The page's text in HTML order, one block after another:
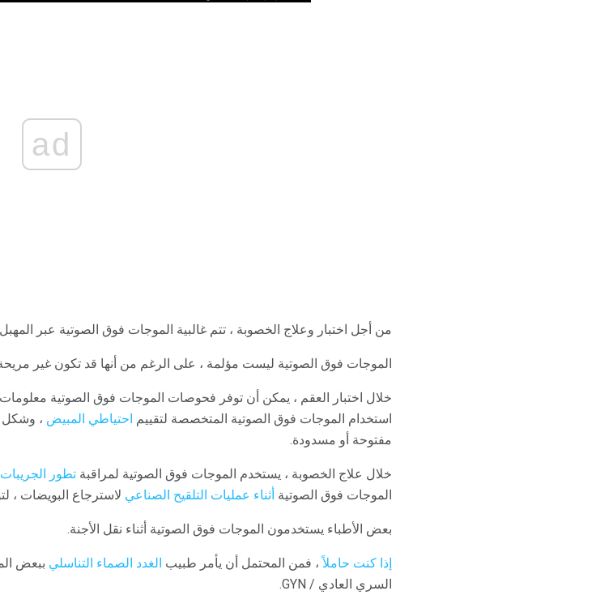
ad
من أجل اختبار وعلاج الخصوبة ، تتم غالبية الموجات فوق الصوتية عبر
الموجات فوق الصوتية ليست مؤلمة ، على الرغم من أنها قد تكون غير مريحة
خلال اختبار العقم ، يمكن أن توفر فحوصات الموجات فوق الصوتية
استخدام الموجات فوق الصوتية المتخصصة لتقييم احتياطي المبيض ، وشكل
مفتوحة أو مسدودة.
خلال علاج الخصوبة ، يستخدم الموجات فوق الصوتية لمراقبة تطور الجريبات
الموجات فوق الصوتية أثناء عمليات التلقيح الصناعي لاسترجاع البويضات ،
بعض الأطباء يستخدمون الموجات فوق الصوتية أثناء نقل الأجنة.
إذا كنت حاملاً، فمن المحتمل أن يأمر طبيب الغدد الصماء التناسلي ببعض
السري العادي / GYN.